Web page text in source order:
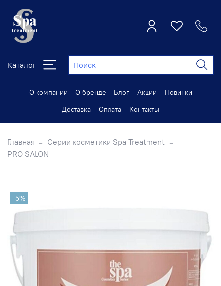
Каталог
О компании О бренде Блог Акции
Новинки
Доставка
Оплата Контакты
Главная
Серии косметики Spa Treatment
PRO SALON
-5%